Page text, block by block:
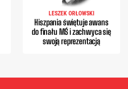
LESZEK ORŁOWSKI
Hiszpania świętuje awans
do finału MŚ i zachwyca się
swoją reprezentacją